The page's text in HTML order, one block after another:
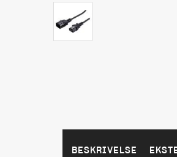
BESKRIVELSE